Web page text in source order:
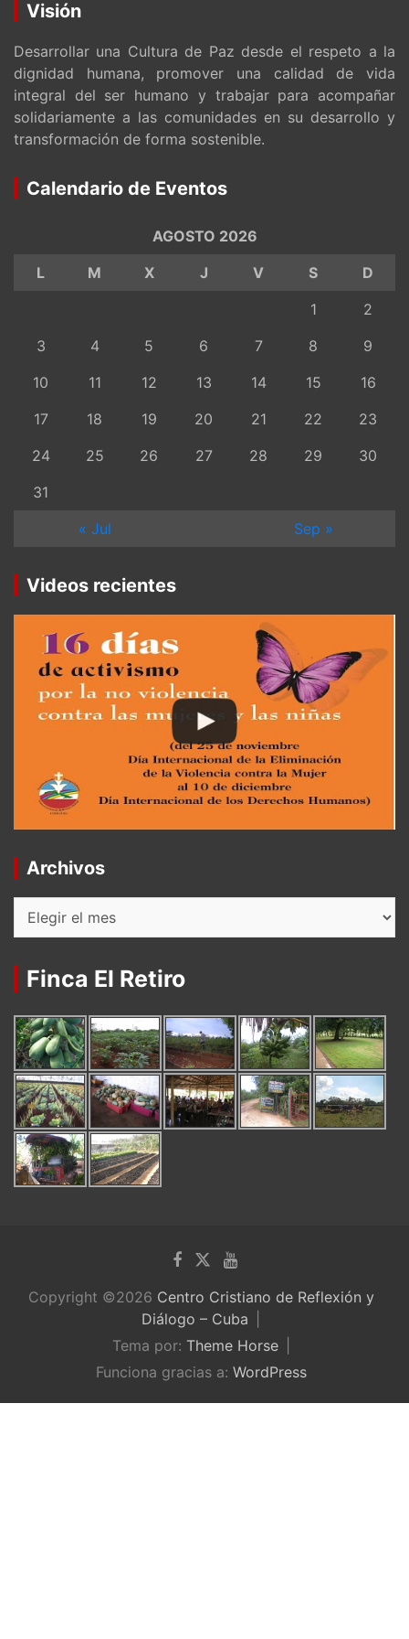
Visión
Desarrollar una Cultura de Paz desde el respeto a la
dignidad humana, promover una calidad de vida
integral del ser humano y trabajar para acompañar
solidariamente a las comunidades en su desarrollo y
transformación de forma sostenible.
Calendario de Eventos
AGOSTO 2026
L
M X J V S
D
1
2
3
4 5 6 7 8
9
10
11 12 13 14 15
16
17
18 19 20 21 22
23
24
25 26 27 28 29
30
31
« Jul
Sep »
Videos recientes
Archivos
Finca El Retiro
Copyright ©2026 Centro Cristiano de Reflexión y
Diálogo – Cuba
Tema por: Theme Horse
Funciona gracias a: WordPress